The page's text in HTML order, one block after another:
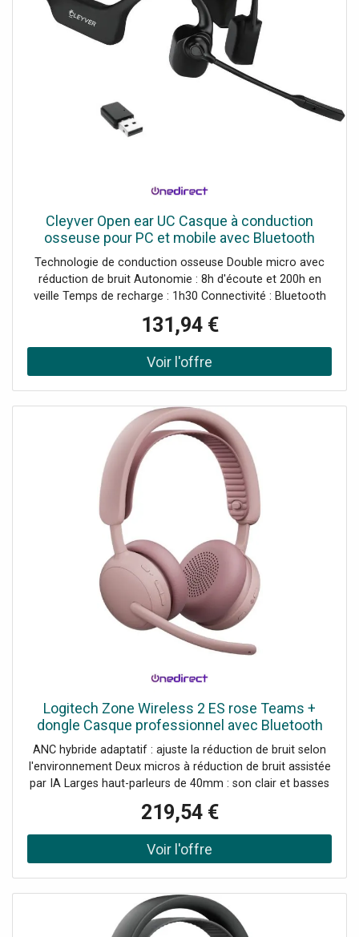
Cleyver Open ear UC Casque à conduction
osseuse pour PC et mobile avec Bluetooth
Multipoint et dongle USB-A.
Technologie de conduction osseuse Double micro avec
réduction de bruit Autonomie : 8h d'écoute et 200h en
veille Temps de recharge : 1h30 Connectivité : Bluetooth
contre la poussière et les projections d'eau
131,94 €
Logitech Zone Wireless 2 ES rose Teams +
dongle Casque professionnel avec Bluetooth
5.3, ANC hybride adaptatif, micros antibruit
optimisés par l'IA et
ANC hybride adaptatif : ajuste la réduction de bruit selon
l'environnement Deux micros à réduction de bruit assistée
par IA Larges haut-parleurs de 40mm : son clair et basses
uniforme du poids Mises à jour du micrologiciel via
Logitech Sync Connexion multipoint : bascule rapide entre
2 appareils Composants interchangeables (oreillettes,
batterie) Certifié Microsoft Teams Matériaux durables :
219,54 €